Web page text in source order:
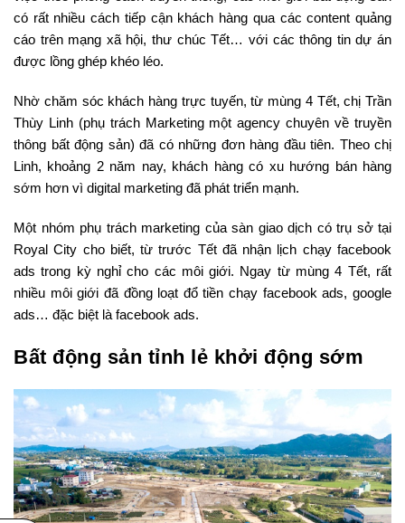
có rất nhiều cách tiếp cận khách hàng qua các content quảng
cáo trên mạng xã hội, thư chúc Tết… với các thông tin dự án
được lồng ghép khéo léo.
Nhờ chăm sóc khách hàng trực tuyến, từ mùng 4 Tết, chị Trần
Thùy Linh (phụ trách Marketing một agency chuyên về truyền
thông bất động sản) đã có những đơn hàng đầu tiên. Theo chị
Linh, khoảng 2 năm nay, khách hàng có xu hướng bán hàng
sớm hơn vì digital marketing đã phát triển mạnh.
Một nhóm phụ trách marketing của sàn giao dịch có trụ sở tại
Royal City cho biết, từ trước Tết đã nhận lịch chạy facebook
ads trong kỳ nghỉ cho các môi giới. Ngay từ mùng 4 Tết, rất
nhiều môi giới đã đồng loạt đổ tiền chạy facebook ads, google
ads… đặc biệt là facebook ads.
Bất động sản tỉnh lẻ khởi động sớm